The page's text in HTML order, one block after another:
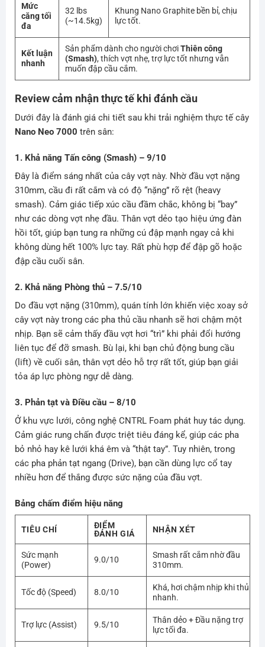
Mức
căng tối
đa
32 lbs
(~14.5kg)
Khung Nano Graphite bền bỉ, chịu
lực tốt.
Kết luận
nhanh
Sản phẩm dành cho người chơiThiên công
(Smash), thích vợt nhẹ, trợ lực tốt nhưng vẫn
muốn đập cầu cắm.
Review cảm nhận thực tế khi đánh cầu
Dưới đây là đánh giá chi tiết sau khi trải nghiệm thực tế cây
Nano Neo 7000 trên sân:
1. Khả năng Tấn công (Smash) – 9/10
Đây là điểm sáng nhất của cây vợt này. Nhờ đầu vợt nặng
310mm, cầu đi rất cắm và có độ “nặng” rõ rệt (heavy
smash). Cảm giác tiếp xúc cầu đầm chắc, không bị “bay”
như các dòng vợt nhẹ đầu. Thân vợt dẻo tạo hiệu ứng đàn
hồi tốt, giúp bạn tung ra những cú đập mạnh ngay cả khi
không dùng hết 100% lực tay. Rất phù hợp để đập gõ hoặc
đập cầu cuối sân.
2. Khả năng Phòng thủ – 7.5/10
Do đầu vợt nặng (310mm), quán tính lớn khiến việc xoay sở
cây vợt này trong các pha thủ cầu nhanh sẽ hơi chậm một
nhịp. Bạn sẽ cảm thấy đầu vợt hơi “trì” khi phải đổi hướng
liên tục để đỡ smash. Bù lại, khi bạn chủ động bung cầu
(lift) về cuối sân, thân vợt dẻo hỗ trợ rất tốt, giúp bạn giải
tỏa áp lực phòng ngự dễ dàng.
3. Phản tạt và Điều cầu – 8/10
Ở khu vực lưới, công nghệ CNTRL Foam phát huy tác dụng.
Cảm giác rung chấn được triệt tiêu đáng kể, giúp các pha
bỏ nhỏ hay kê lưới khá êm và “thật tay”. Tuy nhiên, trong
các pha phản tạt ngang (Drive), bạn cần dùng lực cổ tay
nhiều hơn để thắng được sức nặng của đầu vợt.
Bảng chấm điểm hiệu năng
TIÊU CHÍ
ĐIỂM
ĐÁNH GIÁ
NHẬN XÉT
Sức mạnh
(Power)
9.0/10
Smash rất cắm nhờ đầu
310mm.
Tốc độ (Speed) 8.0/10
Khá, hơi chậm nhịp khi thủ
nhanh.
Trợ lực (Assist) 9.5/10
Thân dẻo + Đầu nặng trợ
lực tối đa.